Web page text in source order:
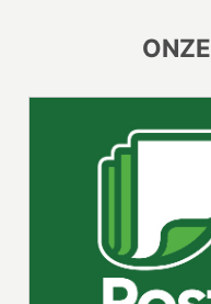
ONZE